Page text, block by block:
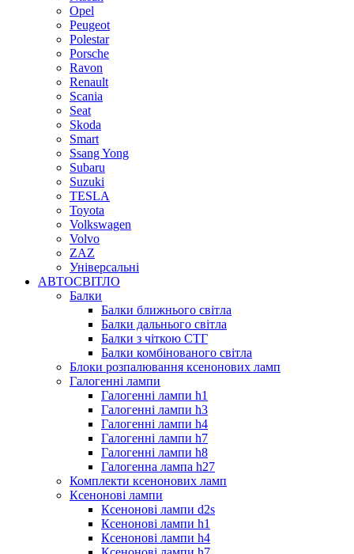
Opel
Peugeot
Polestar
Porsche
Ravon
Renault
Scania
Seat
Skoda
Smart
Ssang Yong
Subaru
Suzuki
TESLA
Toyota
Volkswagen
Volvo
ZAZ
Універсальні
АВТОСВІТЛО
Балки
Балки ближнього світла
Балки дальнього світла
Балки з чіткою СТГ
Балки комбінованого світла
Блоки розпалювання ксенонових ламп
Галогенні лампи
Галогенні лампи h1
Галогенні лампи h3
Галогенні лампи h4
Галогенні лампи h7
Галогенні лампи h8
Галогенна лампа h27
Комплекти ксенонових ламп
Ксенонові лампи
Ксенонові лампи d2s
Ксенонові лампи h1
Ксенонові лампи h4